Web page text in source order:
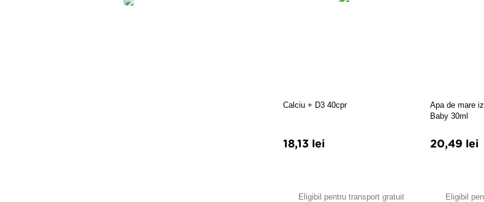
Calciu + D3 40cpr
18,13 lei
Eligibil pentru transport gratuit
Apa de mare
Baby 30ml
20,49 lei
Eligibil